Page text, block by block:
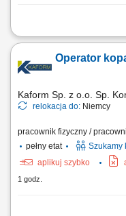
Zakres obowiązków
Operator
Kaform Sp. z o.o. Sp.
relokacja do: Niemcy
pracownik fizyczny /
pełny etat
Szukamy
aplikuj szybko
1 godz.